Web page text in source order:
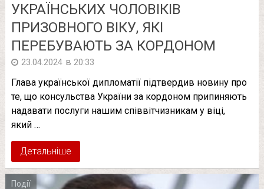
УКРАЇНСЬКИХ ЧОЛОВІКІВ
ПРИЗОВНОГО ВІКУ, ЯКІ
ПЕРЕБУВАЮТЬ ЗА КОРДОНОМ
23.04.2024 в 20:33
Глава української дипломатії підтвердив новину про
те, що консульства України за кордоном припиняють
надавати послуги нашим співвітчизникам у віці,
який …
Детальніше
Події